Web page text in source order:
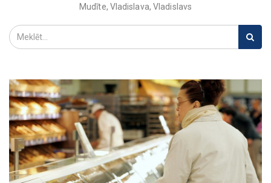
Mudīte, Vladislava, Vladislavs